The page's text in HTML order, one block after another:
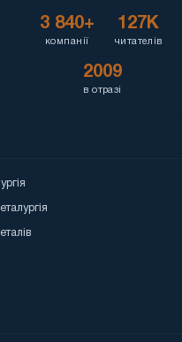
3 840+
компанії
127K
читателів
2009
в отразі